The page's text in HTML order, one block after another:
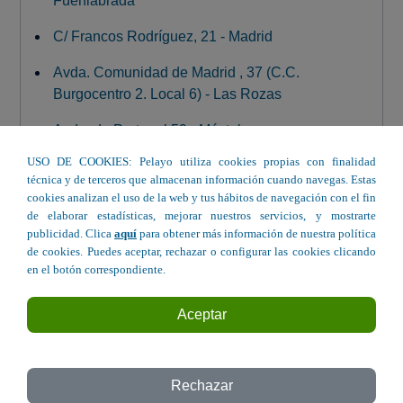
C/ Francos Rodríguez, 21 - Madrid
Avda. Comunidad de Madrid , 37 (C.C.
Burgocentro 2. Local 6) - Las Rozas
Avda. de Portugal 59 - Móstoles
C/ Carballino 29 - Alcorcón
C/ Santa Engracia 67-69 - Madrid
Avda. España, 8 - Fuenlabrada
C/ Albino Pérez Ayestarain 44 - San
Fernando de Henares
C/ Getafe, 26 - Leganés
Bulevar de Indalecio Prieto, 45 - Madrid
USO DE COOKIES: Pelayo utiliza cookies propias con finalidad
técnica y de terceros que almacenan información cuando navegas. Estas
cookies analizan el uso de la web y tus hábitos de navegación con el fin
de elaborar estadísticas, mejorar nuestros servicios, y mostrarte
publicidad. Clica aquí para obtener más información de nuestra política
de cookies. Puedes aceptar, rechazar o configurar las cookies clicando
en el botón correspondiente.
Aceptar
Rechazar